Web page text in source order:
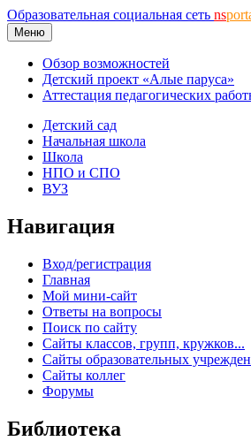
Образовательная социальная сеть ns
Меню
Обзор возможностей
Детский проект «Алые паруса»
Аттестация педагогических
Детский сад
Начальная школа
Школа
НПО и СПО
ВУЗ
Навигация
Вход/регистрация
Главная
Мой мини-сайт
Ответы на вопросы
Поиск по сайту
Сайты классов, групп, кружков...
Сайты образовательных
Сайты коллег
Форумы
Библиотека